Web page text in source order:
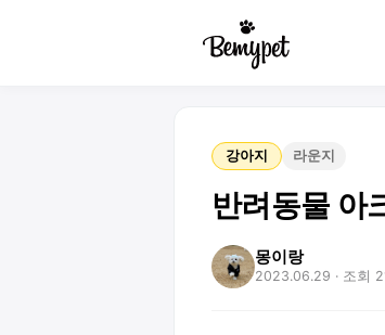
강아지 라운지
반려동물 아
몽이랑
2023.06.29 · 조회